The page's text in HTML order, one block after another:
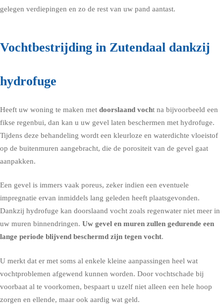
gelegen verdiepingen en zo de rest van uw pand aantast.
Vochtbestrijding in Zutendaal dankzij
hydrofuge
Heeft uw woning te maken met doorslaand vocht na bijvoorbeeld een
fikse regenbui, dan kan u uw gevel laten beschermen met hydrofuge.
Tijdens deze behandeling wordt een kleurloze en waterdichte vloeistof
op de buitenmuren aangebracht, die de porositeit van de gevel gaat
aanpakken.
Een gevel is immers vaak poreus, zeker indien een eventuele
impregnatie ervan inmiddels lang geleden heeft plaatsgevonden.
Dankzij hydrofuge kan doorslaand vocht zoals regenwater niet meer in
uw muren binnendringen. Uw gevel en muren zullen gedurende een
lange periode blijvend beschermd zijn tegen vocht.
U merkt dat er met soms al enkele kleine aanpassingen heel wat
vochtproblemen afgewend kunnen worden. Door vochtschade bij
voorbaat al te voorkomen, bespaart u uzelf niet alleen een hele hoop
zorgen en ellende, maar ook aardig wat geld.